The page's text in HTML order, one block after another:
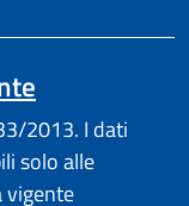
2013. I dati
solo alle
vigente